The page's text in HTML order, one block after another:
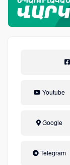
Youtube
Google
Telegram